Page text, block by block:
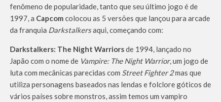
fenômeno de popularidade, tanto que seu último jogo é de
1997, a Capcom colocou as 5 versões que lançou para arcade
da franquia Darkstalkersaqui, começando com:
Darkstalkers: The Night Warriorsde 1994, lançado no
Japão com o nome de Vampire: The Night Warrior, um jogo de
luta com mecânicas parecidas com Street Fighter 2mas que
utiliza personagens baseados nas lendas e folclore góticos de
vários países sobre monstros, assim temos um vampiro